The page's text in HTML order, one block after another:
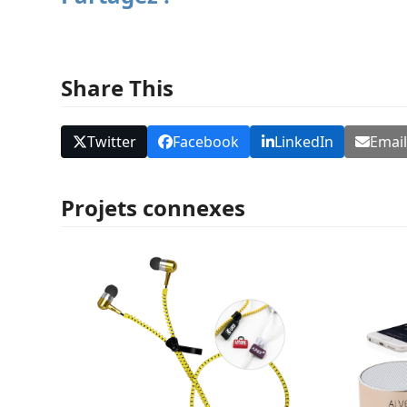
Share This
Twitter Facebook LinkedIn Email
Projets connexes